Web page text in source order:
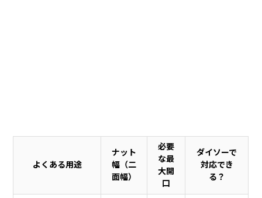
よくある用途
ナット
幅（二
面幅）
必要
な最
大開
口
ダイソーで
対応でき
る？